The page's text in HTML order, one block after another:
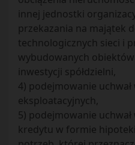
innej jednostki
przekazania na majątek
technologicznych sieci i
wybudowanych
inwestycji spółdzielni,
4) podejmowanie
eksploatacyjnych,
5) podejmowanie
kredytu w formie